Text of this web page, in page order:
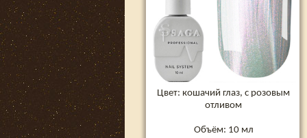
Цвет: кошачий глаз, с розовым
отливом
Объём: 10 мл